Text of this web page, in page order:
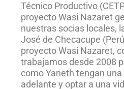
Técnico Productivo
proyecto Wasi Nazaret
nuestras socias locales,
José de Checacupe
proyecto Wasi Nazaret,
trabajamos desde 2008
como Yaneth tengan
adelante y optar a una